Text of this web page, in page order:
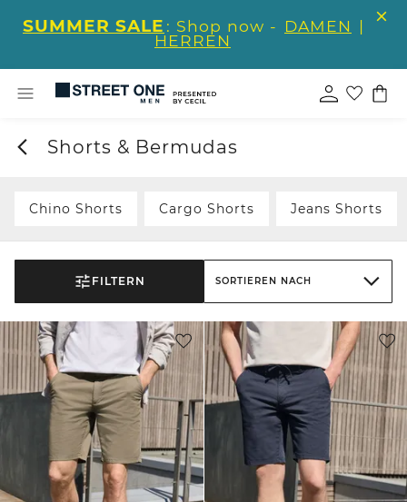
SUMMER SALE : Shop now - DAMEN |
HERREN
Shorts & Bermudas
Chino Shorts Cargo Shorts Jeans Shorts
FILTERN SORTIEREN NACH